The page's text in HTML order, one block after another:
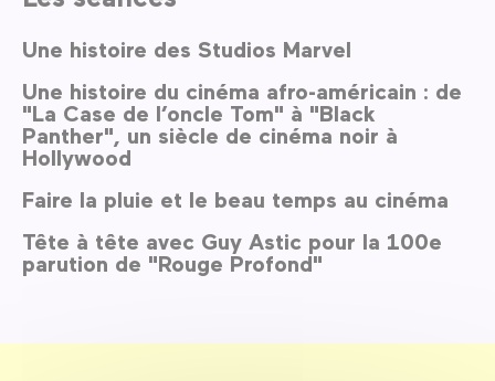
Une histoire des Studios Marvel
Une histoire du cinéma afro-américain : de
"La Case de l’oncle Tom" à "Black
Panther", un siècle de cinéma noir à
Hollywood
Faire la pluie et le beau temps au cinéma
Tête à tête avec Guy Astic pour la 100e
parution de "Rouge Profond"